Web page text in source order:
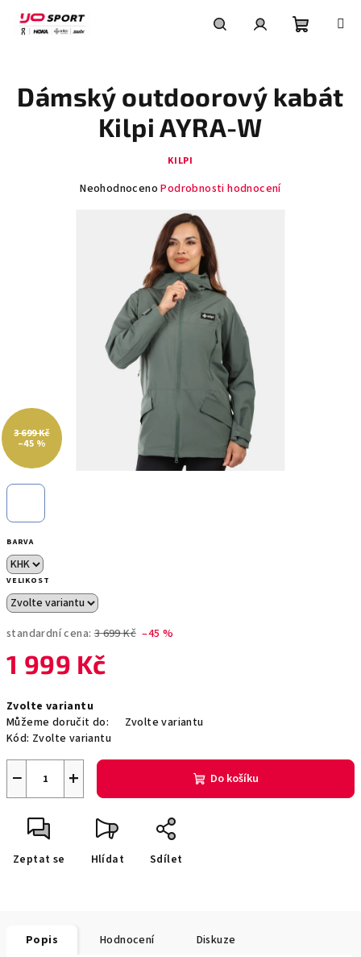
obsah
košík
BARVA
VELIKOST
standardní cena: 3 699 Kč –45 %
1 999 Kč
cena:
Zvolte variantu
Můžeme doručit do:
Zvolte variantu
Kód: Zvolte variantu
+
− Do košíku
Zeptat se Hlídat Sdílet
Dámský outdoorový kabát
Kilpi AYRA-W
KILPI
Průměrné
hvězdiček.
Neohodnoceno Podrobnosti hodnocení
3 699 Kč
–45 %
Popis Hodnocení Diskuze